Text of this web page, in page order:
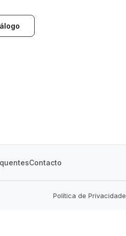
Contacto
Política de Privacidade